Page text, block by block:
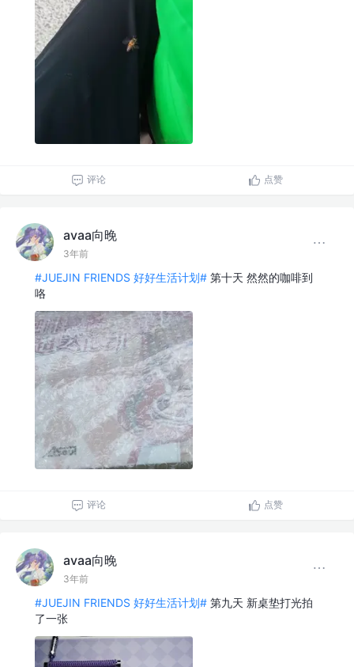
评论 点赞
avaa向晚
3年前
#JUEJIN FRIENDS 好好生活计划# 第十天 然然的咖啡到
咯
评论 点赞
avaa向晚
3年前
#JUEJIN FRIENDS 好好生活计划# 第九天 新桌垫打光拍
了一张